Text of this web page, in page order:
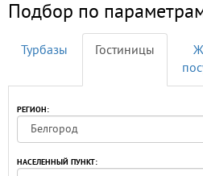
Подбор по
Турбазы Гостиницы
РЕГИОН:
НАСЕЛЕННЫЙ ПУНКТ: